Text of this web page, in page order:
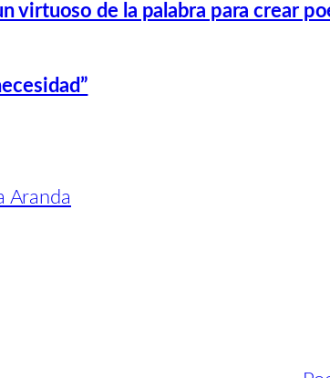
virtuoso de la palabra para crear
Aranda